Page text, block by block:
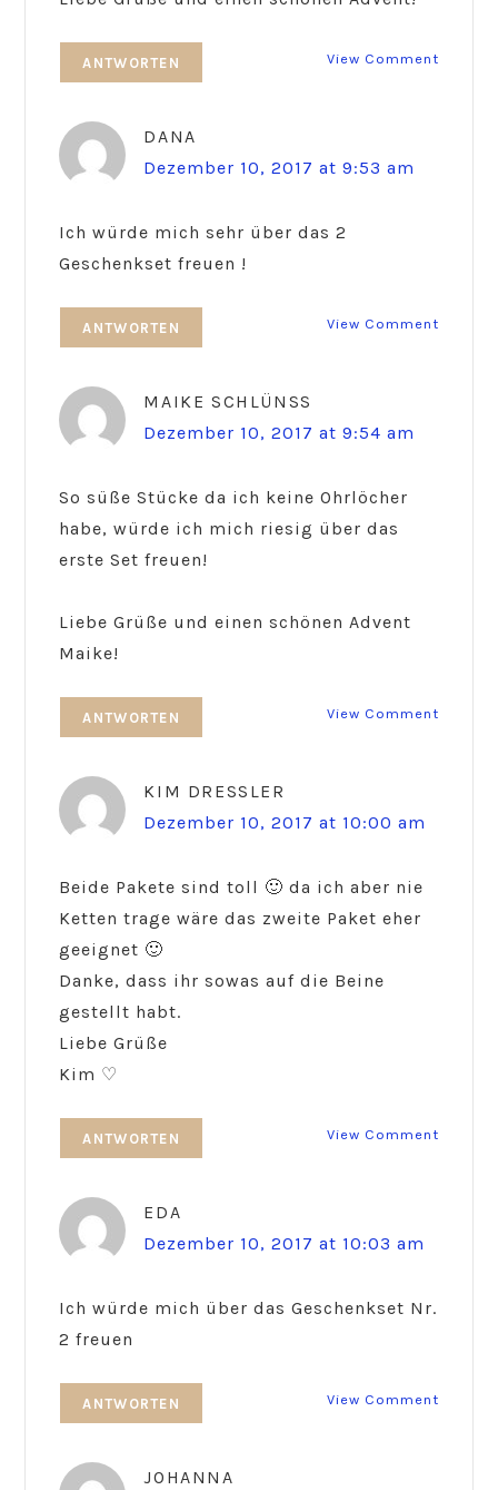
View Comment
ANTWORTEN
DANA
Dezember 10, 2017 at 9:53 am
Ich würde mich sehr über das 2
Geschenkset freuen !
View Comment
ANTWORTEN
MAIKE SCHLÜNSS
Dezember 10, 2017 at 9:54 am
So süße Stücke da ich keine Ohrlöcher
habe, würde ich mich riesig über das
erste Set freuen!
Liebe Grüße und einen schönen Advent
Maike!
View Comment
ANTWORTEN
KIM DRESSLER
Dezember 10, 2017 at 10:00 am
Beide Pakete sind toll 🙂 da ich aber nie
Ketten trage wäre das zweite Paket eher
geeignet 🙂
Danke, dass ihr sowas auf die Beine
gestellt habt.
Liebe Grüße
Kim ♡
View Comment
ANTWORTEN
EDA
Dezember 10, 2017 at 10:03 am
Ich würde mich über das Geschenkset Nr.
2 freuen
View Comment
ANTWORTEN
JOHANNA